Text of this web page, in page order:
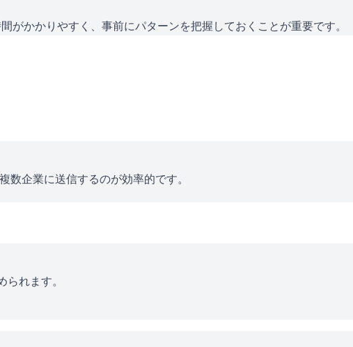
かかりやすく、事前にパターンを把握しておくことが重要です。
数企業に送信するのが効率的です。
れます。